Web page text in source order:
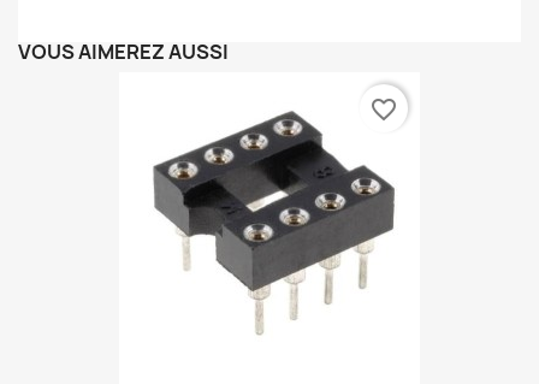
VOUS AIMEREZ AUSSI
favorite_border